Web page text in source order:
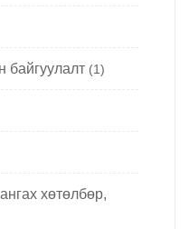
байгуулалт (1)
хөтөлбөр,